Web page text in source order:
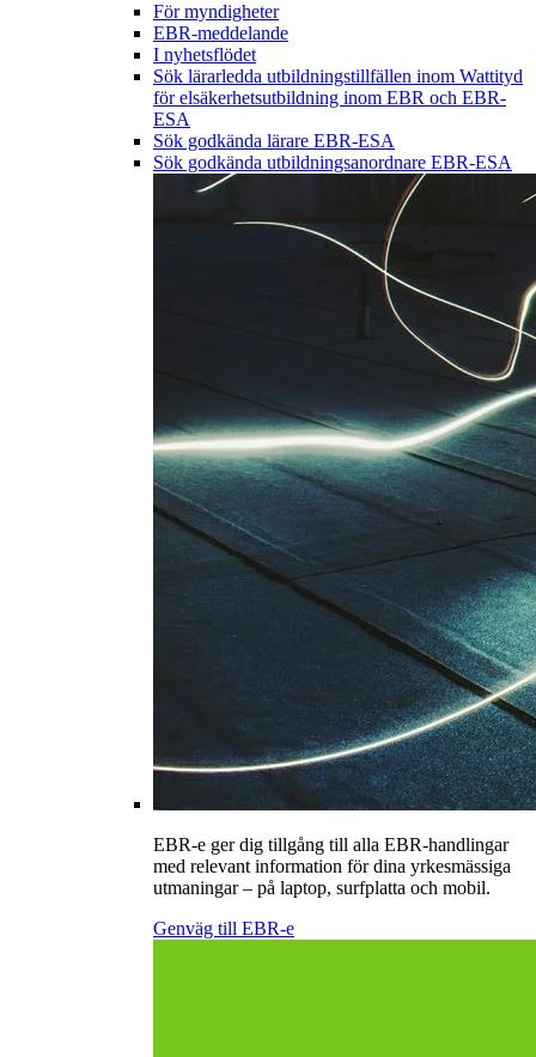
För myndigheter
EBR-meddelande
I nyhetsflödet
Sök lärarledda utbildningstillfällen inom Wattityd
för elsäkerhetsutbildning inom EBR och EBR-
ESA
Sök godkända lärare EBR-ESA
Sök godkända utbildningsanordnare EBR-ESA
EBR-e ger dig tillgång till alla EBR-handlingar
med relevant information för dina yrkesmässiga
utmaningar – på laptop, surfplatta och mobil.
Genväg till EBR-e